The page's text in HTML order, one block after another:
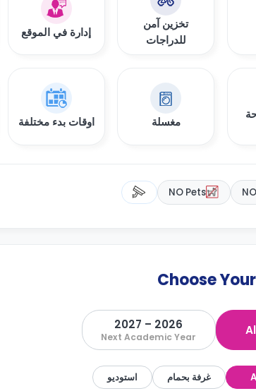
تخزين آمن
للدراجات
إدارة في الموقع
مغسلة اوقات بدء مختلفة
NO Pets
Choose
2026 – 2027
Next Academic Year
غرفة بحمام استوديو